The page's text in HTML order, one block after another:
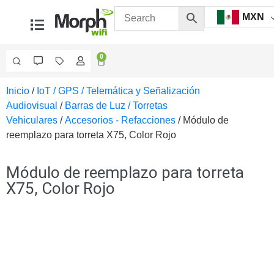
MXN
0
Videovigilancia
Accesorios
Generales
Accesorios
Fibra
Accesorios
para
Computadora
Inicio / IoT / GPS / Telemática y Señalización
Audiovisual / Barras de Luz / Torretas
Vehiculares /Accesorios - Refacciones / Módulo de
reemplazo para torreta X75, Color Rojo
Módulo de reemplazo para torreta
X75, Color Rojo